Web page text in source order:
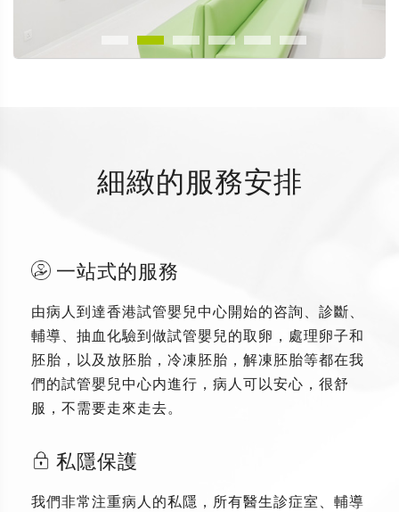
細緻的服務安排
一站式的服務
由病人到達香港試管嬰兒中心開始的咨詢、診斷、
輔導、抽血化驗到做試管嬰兒的取卵，處理卵子和
胚胎，以及放胚胎，冷凍胚胎，解凍胚胎等都在我
們的試管嬰兒中心内進行，病人可以安心，很舒
服，不需要走來走去。
私隱保護
我們非常注重病人的私隱，所有醫生診症室、輔導